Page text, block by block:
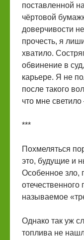
поставленной
чёртовой
доверчивости
прочесть, я
хватило.
обвинение в
карьере. Я не
после такого
что мне
***
Похмеляться
это, будущие и
Особенное зло,
называемое
Однако так уж
топлива не